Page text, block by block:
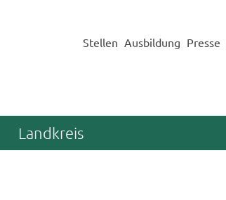
Stellen Ausbildung Presse
Landkreis